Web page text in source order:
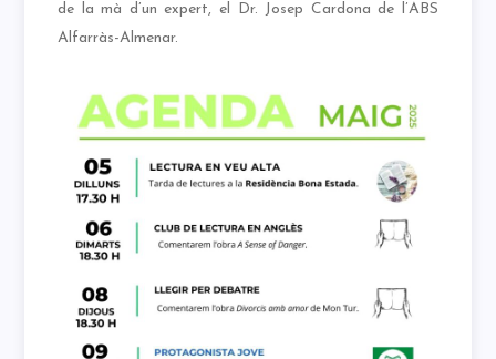
de la mà d’un expert, el Dr. Josep Cardona de l’ABS
Alfarràs-Almenar.